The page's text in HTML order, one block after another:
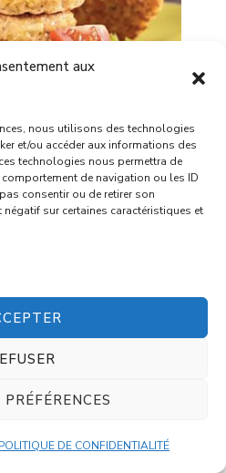
aux
nous utilisons des technologies
et/ou accéder aux informations des
technologies nous permettra de
de navigation ou les ID
consentir ou de retirer son
sur certaines caractéristiques et
POLITIQUE DE CONFIDENTIALITÉ
Intermédiaire
DESSERT
BANANE AU
Intermédiaire